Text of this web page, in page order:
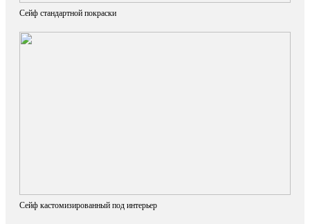
Сейф стандартной покраски
Сейф кастомизированный под интерьер